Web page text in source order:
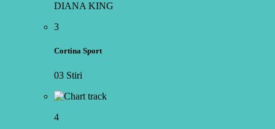
DIANA KING
3
Cortina Sport
03 Stiri
4